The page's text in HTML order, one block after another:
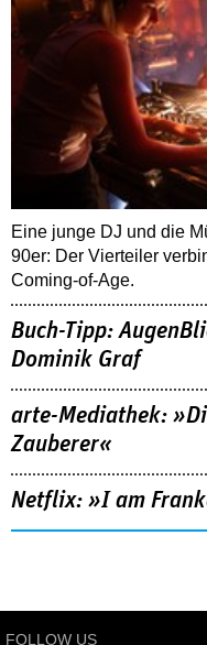
Eine junge DJ und die
90er: Der Vierteiler
Coming-of-Age.
Buch-Tipp:
Dominik Graf
arte-Mediathek:
Zauberer«
Netflix: »I am
FOLLOW US